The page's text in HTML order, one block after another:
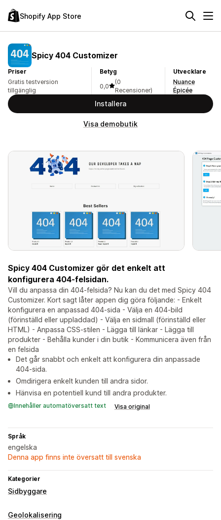
Shopify App Store
Spicy 404 Customizer
Priser
Gratis testversion
tillgänglig
Betyg
0,0
(0
Recensioner)
Utvecklare
Nuance
Épicée
Installera
Visa demobutik
Spicy 404 Customizer gör det enkelt att
konfigurera 404-felsidan.
Vill du anpassa din 404-felsida? Nu kan du det med Spicy 404
Customizer. Kort sagt låter appen dig göra följande: - Enkelt
konfigurera en anpassad 404-sida - Välja en 404-bild
(förinställd eller uppladdad) - Välja en sidmall (förinställd eller
HTML) - Anpassa CSS-stilen - Lägga till länkar - Lägga till
produkter - Behålla kunder i din butik - Kommunicera även från
en felsida
Det går snabbt och enkelt att konfigurera din anpassade
404-sida.
Omdirigera enkelt kunden till andra sidor.
Hänvisa en potentiell kund till andra produkter.
Innehåller automatöversatt text Visa original
Språk
engelska
Denna app finns inte översatt till svenska
Kategorier
Sidbyggare
Geolokalisering